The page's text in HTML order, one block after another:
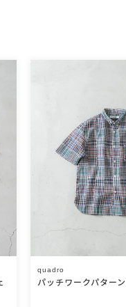
quadro
パッチワークパター